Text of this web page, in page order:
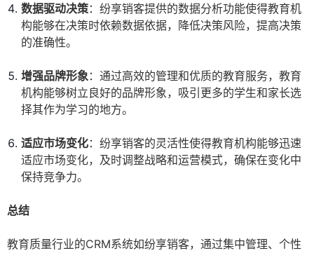
数据驱动决策：纷享销客提供的数据分析功能使得教育机
构能够在决策时依赖数据依据，降低决策风险，提高决策
的准确性。
增强品牌形象：通过高效的管理和优质的教育服务，教育
机构能够树立良好的品牌形象，吸引更多的学生和家长选
择其作为学习的地方。
适应市场变化：纷享销客的灵活性使得教育机构能够迅速
适应市场变化，及时调整战略和运营模式，确保在变化中
保持竞争力。
总结
教育质量行业的CRM系统如纷享销客，通过集中管理、个性